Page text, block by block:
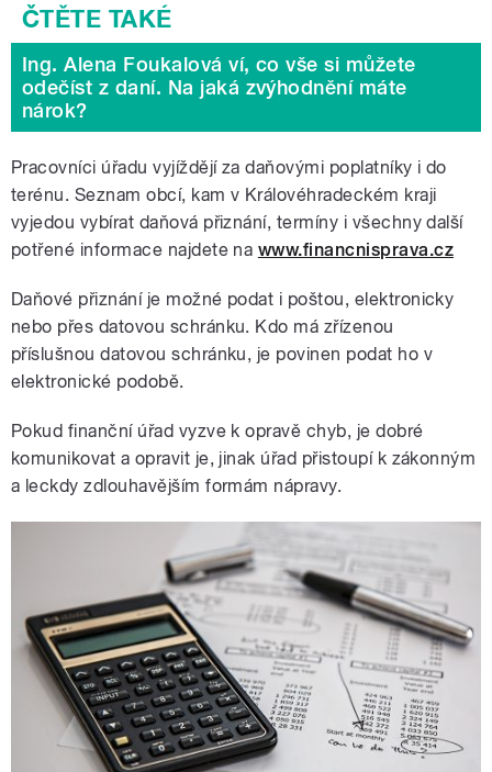
Ing. Alena Foukalová ví, co vše si můžete
odečíst z daní. Na jaká zvýhodnění máte
nárok?
Pracovníci úřadu vyjíždějí za daňovými poplatníky i do
terénu. Seznam obcí, kam v Královéhradeckém kraji
vyjedou vybírat daňová přiznání, termíny i všechny další
potřené informace najdete na www.financnisprava.cz
Daňové přiznání je možné podat i poštou, elektronicky
nebo přes datovou schránku. Kdo má zřízenou
příslušnou datovou schránku, je povinen podat ho v
elektronické podobě.
Pokud finanční úřad vyzve k opravě chyb, je dobré
komunikovat a opravit je, jinak úřad přistoupí k zákonným
a leckdy zdlouhavějším formám nápravy.